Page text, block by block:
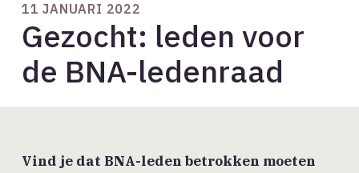
11 JANUARI 2022
Gezocht: leden voor
de BNA-ledenraad
Vind je dat BNA-leden betrokken moeten